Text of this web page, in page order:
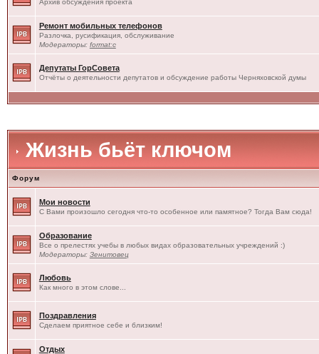
Архив обсуждения проекта
Ремонт мобильных телефонов
Разлочка, русификация, обслуживание
Модераторы: format:c
Депутаты ГорСовета
Отчёты о деятельности депутатов и обсуждение работы Черняховской думы
Жизнь бьёт ключом
Форум
Мои новости
С Вами произошло сегодня что-то особенное или памятное? Тогда Вам сюда!
Образование
Все о прелестях учебы в любых видах образовательных учреждений :)
Модераторы: Зенитовец
Любовь
Как много в этом слове...
Поздравления
Сделаем приятное себе и близким!
Отдых